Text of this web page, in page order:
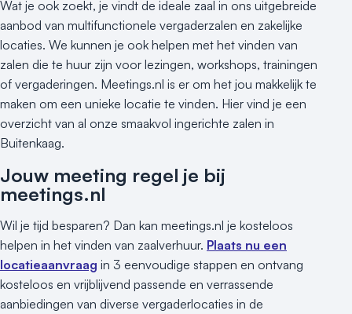
Wat je ook zoekt, je vindt de ideale zaal in ons uitgebreide
aanbod van multifunctionele vergaderzalen en zakelijke
locaties. We kunnen je ook helpen met het vinden van
zalen die te huur zijn voor lezingen, workshops, trainingen
of vergaderingen. Meetings.nl is er om het jou makkelijk te
maken om een unieke locatie te vinden. Hier vind je een
overzicht van al onze smaakvol ingerichte zalen in
Buitenkaag.
Jouw meeting regel je bij
meetings.nl
Wil je tijd besparen? Dan kan meetings.nl je kosteloos
helpen in het vinden van zaalverhuur. Plaats nu een
locatieaanvraag in 3 eenvoudige stappen en ontvang
kosteloos en vrijblijvend passende en verrassende
aanbiedingen van diverse vergaderlocaties in de